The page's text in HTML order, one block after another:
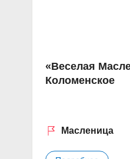
«Веселая
Коломенское
Масленица